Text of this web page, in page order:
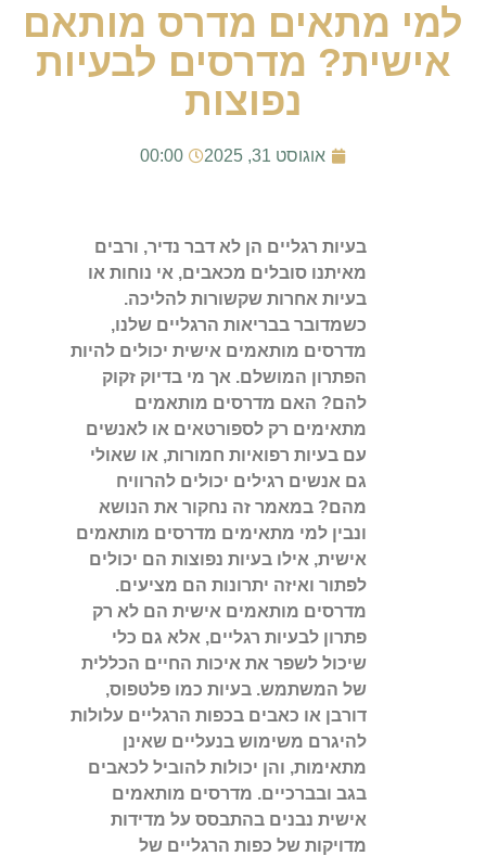
למי מתאים מדרס מותאם
אישית? מדרסים לבעיות
נפוצות
אוגוסט 31, 2025 00:00
בעיות רגליים הן לא דבר נדיר, ורבים
מאיתנו סובלים מכאבים, אי נוחות או
בעיות אחרות שקשורות להליכה.
כשמדובר בבריאות הרגליים שלנו,
מדרסים מותאמים אישית יכולים להיות
הפתרון המושלם. אך מי בדיוק זקוק
להם? האם מדרסים מותאמים
מתאימים רק לספורטאים או לאנשים
עם בעיות רפואיות חמורות, או שאולי
גם אנשים רגילים יכולים להרוויח
מהם? במאמר זה נחקור את הנושא
ונבין למי מתאימים מדרסים מותאמים
אישית, אילו בעיות נפוצות הם יכולים
לפתור ואיזה יתרונות הם מציעים.
מדרסים מותאמים אישית הם לא רק
פתרון לבעיות רגליים, אלא גם כלי
שיכול לשפר את איכות החיים הכללית
של המשתמש. בעיות כמו פלטפוס,
דורבן או כאבים בכפות הרגליים עלולות
להיגרם משימוש בנעליים שאינן
מתאימות, והן יכולות להוביל לכאבים
בגב ובברכיים. מדרסים מותאמים
אישית נבנים בהתבסס על מדידות
מדויקות של כפות הרגליים של